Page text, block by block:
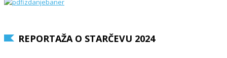
REPORTAŽA O STARČEVU 2024